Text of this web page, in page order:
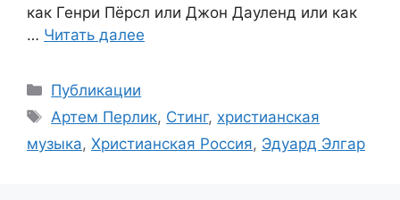
как Генри Пёрсл или Джон Дауленд или как
… Читать далее
Рубрики
Публикации
Метки
Артем Перлик, Стинг, христианская
музыка, Христианская Россия, Эдуард Элгар